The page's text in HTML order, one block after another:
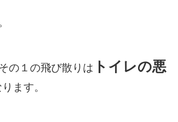
の１の飛び散りは トイレの悪
ます。